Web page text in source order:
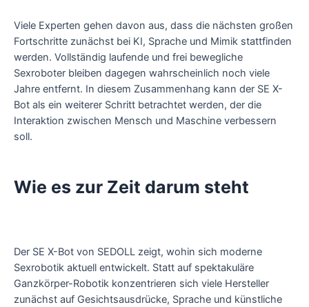
Viele Experten gehen davon aus, dass die nächsten großen
Fortschritte zunächst bei KI, Sprache und Mimik stattfinden
werden. Vollständig laufende und frei bewegliche
Sexroboter bleiben dagegen wahrscheinlich noch viele
Jahre entfernt. In diesem Zusammenhang kann der SE X-
Bot als ein weiterer Schritt betrachtet werden, der die
Interaktion zwischen Mensch und Maschine verbessern
soll.
Wie es zur Zeit darum steht
Der SE X-Bot von SEDOLL zeigt, wohin sich moderne
Sexrobotik aktuell entwickelt. Statt auf spektakuläre
Ganzkörper-Robotik konzentrieren sich viele Hersteller
zunächst auf Gesichtsausdrücke, Sprache und künstliche